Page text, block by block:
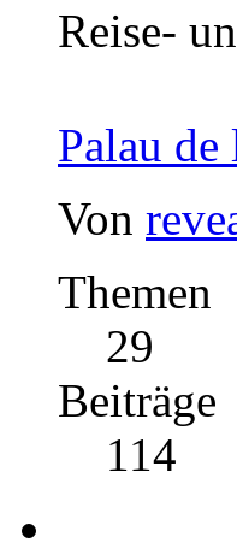
Reise-
Palau
Von
Themen
29
Beiträge
114